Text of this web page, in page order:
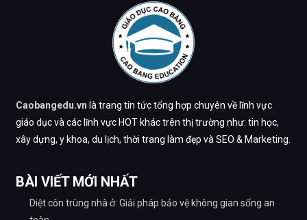
Caobangedu.vn là trang tin tức tổng hợp chuyên về lĩnh vực
giáo dục và các lĩnh vực HOT khác trên thị trường như: tin học,
xây dựng, y khoa, du lịch, thời trang làm đẹp và SEO & Marketing.
BÀI VIẾT MỚI NHẤT
Diệt côn trùng nhà ở: Giải pháp bảo vệ không gian sống an